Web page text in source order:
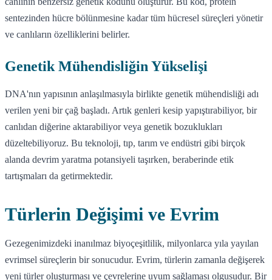
sentezinden hücre bölünmesine kadar tüm hücresel süreçleri yönetir
ve canlıların özelliklerini belirler.
Genetik Mühendisliğin Yükselişi
DNA'nın yapısının anlaşılmasıyla birlikte genetik mühendisliği adı
verilen yeni bir çağ başladı. Artık genleri kesip yapıştırabiliyor, bir
canlıdan diğerine aktarabiliyor veya genetik bozuklukları
düzeltebiliyoruz. Bu teknoloji, tıp, tarım ve endüstri gibi birçok
alanda devrim yaratma potansiyeli taşırken, beraberinde etik
tartışmaları da getirmektedir.
Türlerin Değişimi ve Evrim
Gezegenimizdeki inanılmaz biyoçeşitlilik, milyonlarca yıla yayılan
evrimsel süreçlerin bir sonucudur. Evrim, türlerin zamanla değişerek
yeni türler oluşturması ve çevrelerine uyum sağlaması olgusudur. Bir